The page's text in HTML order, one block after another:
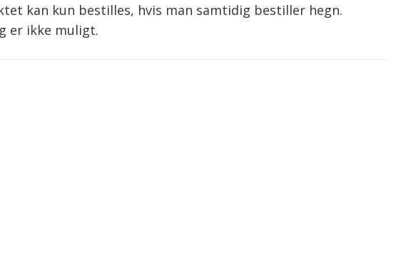
kan kun bestilles, hvis man samtidig bestiller hegn.
er ikke muligt.